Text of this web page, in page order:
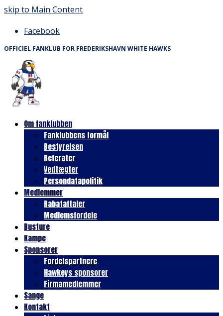
skip to Main Content
Facebook
OFFICIEL FANKLUB FOR FREDERIKSHAVN WHITE HAWKS
Om fanklubben
Fanklubbens formål
Bestyrelsen
Referater
Vedtægter
Persondatapolitik
Medlemmer
Rabataftaler
Medlemsfordele
Busture
Kampe
Sponsorer
Fordelspartnere
Hawkeys sponsorer
Firmamedlemmer
Sange
Kontakt